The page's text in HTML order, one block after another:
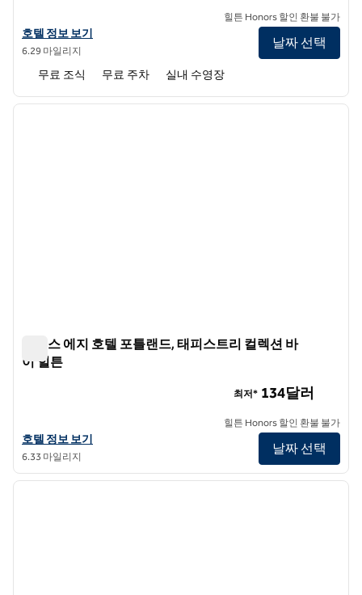
햄튼 인 셔우드 포틀랜드의 호텔 정보 보기
호텔 정보 보기
6.29 마일리지
힐튼 Honors 할인 환불 불가
날짜 선택
무료 조식 무료 주차 실내 수영장
1/12
다음
리버스 에지 호텔 포틀랜드, 태피스트리 컬렉션 바
이 힐튼
리버스 에지 호텔 포틀랜드, 태피스트리 컬렉션 바이 힐튼 호텔 정보 보
호텔 정보 보기
6.33 마일리지
최저* 134달러
힐튼 Honors 할인 환불 불가
날짜 선택
1/12
1/12
다음